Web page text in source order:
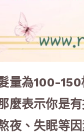
量為100-150
麼表示你是
夜、失眠等